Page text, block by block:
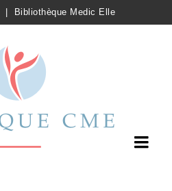
Bibliothèque Medic Elle